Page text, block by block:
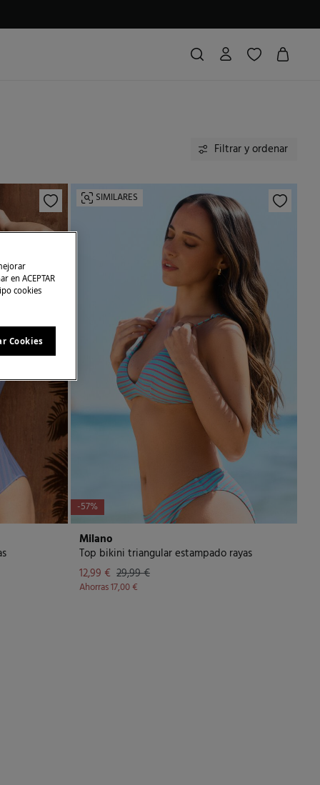
Filtrar y ordenar
-57%
SIMILARES
Milano
Top bikini triangular estampado rayas
12,99 € 29,99 €
Ahorras17,00 €
en ACEPTAR
cookies
Cookies